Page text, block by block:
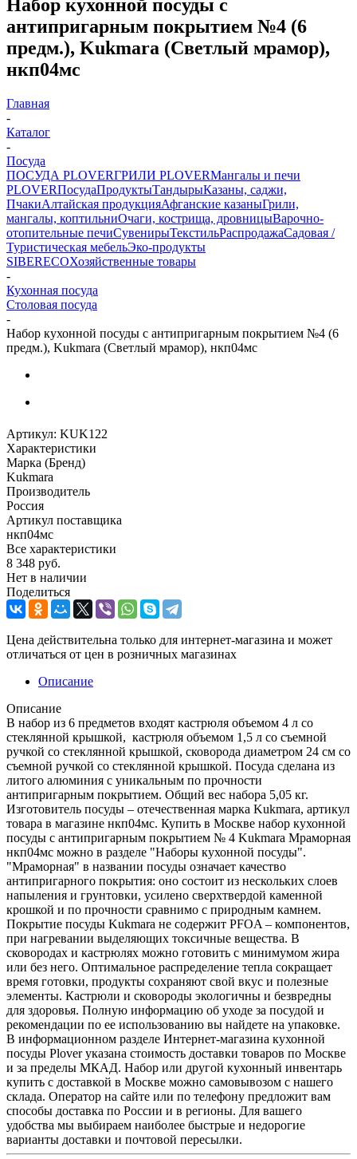
Набор кухонной посуды с
антипригарным покрытием №4 (6
предм.), Kukmara (Светлый мрамор),
нкп04мс
Главная
-
Каталог
-
Посуда
ПОСУДА PLOVERГРИЛИ PLOVERМангалы и печи
PLOVERПосудаПродуктыТандырыКазаны, саджи,
ПчакиАлтайская продукцияАфганские казаныГрили,
мангалы, коптильниОчаги, кострища, дровницыВарочно-
отопительные печиСувенирыТекстильРаспродажаСадовая /
Туристическая мебельЭко-продукты
SIBERECOХозяйственные товары
-
Кухонная посуда
Столовая посуда
-
Набор кухонной посуды с антипригарным покрытием №4 (6
предм.), Kukmara (Светлый мрамор), нкп04мс
Артикул: KUK122
Характеристики
Марка (Бренд)
Kukmara
Производитель
Россия
Артикул поставщика
нкп04мс
Все характеристики
8 348 руб.
Нет в наличии
Поделиться
Цена действительна только для интернет-магазина и может
отличаться от цен в розничных магазинах
Описание
Описание
В набор из 6 предметов входят кастрюля объемом 4 л со
стеклянной крышкой, кастрюля объемом 1,5 л со съемной
ручкой со стеклянной крышкой, сковорода диаметром 24 см со
съемной ручкой со стеклянной крышкой. Посуда сделана из
литого алюминия с уникальным по прочности
антипригарным покрытием. Общий вес набора 5,05 кг.
Изготовитель посуды – отечественная марка Kukmara, артикул
товара в магазине нкп04мс. Купить в Москве набор кухонной
посуды с антипригарным покрытием № 4 Kukmara Мраморная
нкп04мс можно в разделе "Наборы кухонной посуды".
"Мраморная" в названии посуды означает качество
антипригарного покрытия: оно состоит из нескольких слоев
напыления и грунтовки, усилено сверхтвердой каменной
крошкой и по прочности сравнимо с природным камнем.
Покрытие посуды Kukmara не содержит PFOA – компонентов,
при нагревании выделяющих токсичные вещества. В
сковородах и кастрюлях можно готовить с минимумом жира
или без него. Оптимальное распределение тепла сокращает
время готовки, продукты сохраняют свой вкус и полезные
элементы. Кастрюли и сковороды экологичны и безвредны
для здоровья. Полную информацию об уходе за посудой и
рекомендации по ее использованию вы найдете на упаковке.
В информационном разделе Интернет-магазина кухонной
посуды Plover указана стоимость доставки товаров по Москве
и за пределы МКАД. Набор или другой кухонный инвентарь
купить с доставкой в Москве можно самовывозом с нашего
склада. Оператор на сайте или по телефону предложит вам
способы доставка по России и в регионы. Для вашего
удобства мы выбираем наиболее быстрые и недорогие
варианты доставки и почтовой пересылки.